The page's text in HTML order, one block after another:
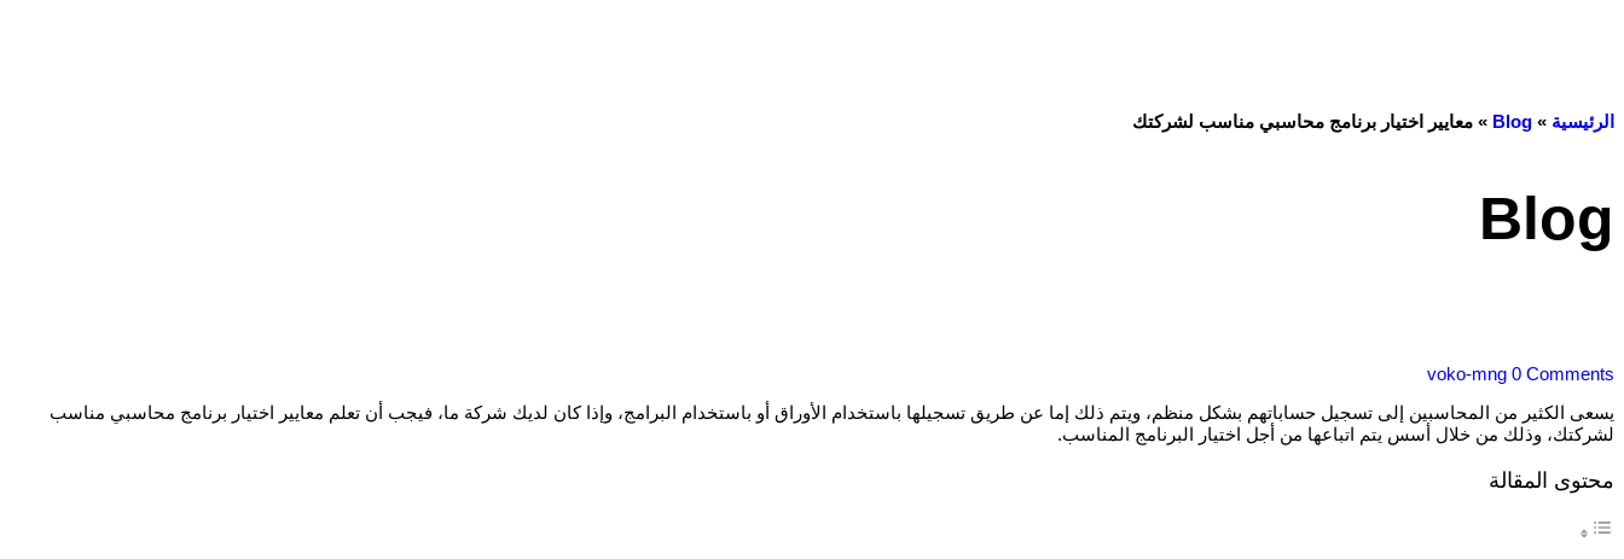
الرئيسية »
Blog
» معايير اختيار برنامج محاسبي مناسب لشركتك
Blog
voko-mng 0 Comments
يسعى الكثير من المحاسبين إلى تسجيل حساباتهم بشكل منظم، ويتم ذلك إما عن طريق تسجيلها باستخدام الأوراق أو باستخدام البرامج، وإذا كان لديك شركة ما، فيجب أن تعلم معايير اختيار برنامج محاسبي مناسب
لشركتك، وذلك من خلال أسس يتم اتباعها من أجل اختيار البرنامج المناسب.
محتوى المقالة